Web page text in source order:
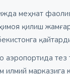
меҳнат
қилиш
тез
марказига